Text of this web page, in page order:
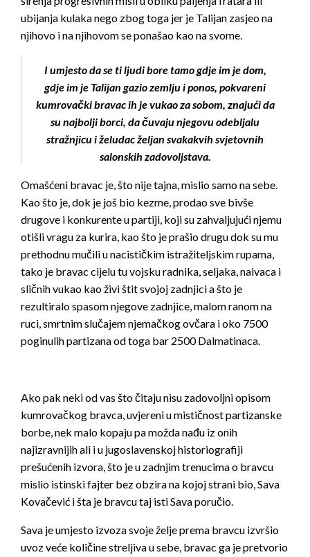
ubijanja kulaka nego zbog toga jer je Talijan zasjeo na
njihovo i na njihovom se ponašao kao na svome.
I umjesto da se ti ljudi bore tamo gdje im je dom,
gdje im je Talijan gazio zemlju i ponos, pokvareni
kumrovački bravac ih je vukao za sobom, znajući da
su najbolji borci, da čuvaju njegovu odebljalu
stražnjicu i želudac željan svakakvih svjetovnih
salonskih zadovoljstava.
Omašćeni bravac je, što nije tajna, mislio samo na sebe.
Kao što je, dok je još bio kezme, prodao sve bivše
drugove i konkurente u partiji, koji su zahvaljujući njemu
otišli vragu za kurira, kao što je prašio drugu dok su mu
prethodnu mučili u nacističkim istražiteljskim rupama,
tako je bravac cijelu tu vojsku radnika, seljaka, naivaca i
sličnih vukao kao živi štit svojoj zadnjici a što je
rezultiralo spasom njegove zadnjice, malom ranom na
ruci, smrtnim slučajem njemačkog ovčara i oko 7500
poginulih partizana od toga bar 2500 Dalmatinaca.
Ako pak neki od vas što čitaju nisu zadovoljni opisom
kumrovačkog bravca, uvjereni u mističnost partizanske
borbe, nek malo kopaju pa možda nađu iz onih
najizravnijih ali i u jugoslavenskoj historiografiji
prešućenih izvora, što je u zadnjim trenucima o bravcu
mislio istinski fajter bez obzira na kojoj strani bio, Sava
Kovačević i šta je bravcu taj isti Sava poručio.
Sava je umjesto izvoza svoje želje prema bravcu izvršio
uvoz veće količine streljiva u sebe, bravac ga je pretvorio